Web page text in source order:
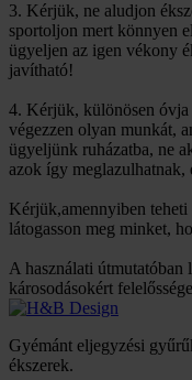
3. Kérjük, ne aludjon
sportoljon mert könnyen
ügyeljen az igen vékony
javítható!
4. Kérjük, különösen óvja
végezzen olyan munkát,
ügyeljünk ruházatba, ne
azok így meglazulhatnak,
Kérjük,amennyiben
látogasson meg minket,
A használati útmutatóban
károsodásokért
Gyémánt eljegyzési
ékszerek.